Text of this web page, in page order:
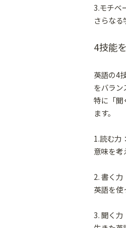
3.モチベ
さらなる
4技能
英語の4
をバラン
特に「聞
ます。
1.読む力
意味を考
2. 書く
英語を使
3. 聞く力